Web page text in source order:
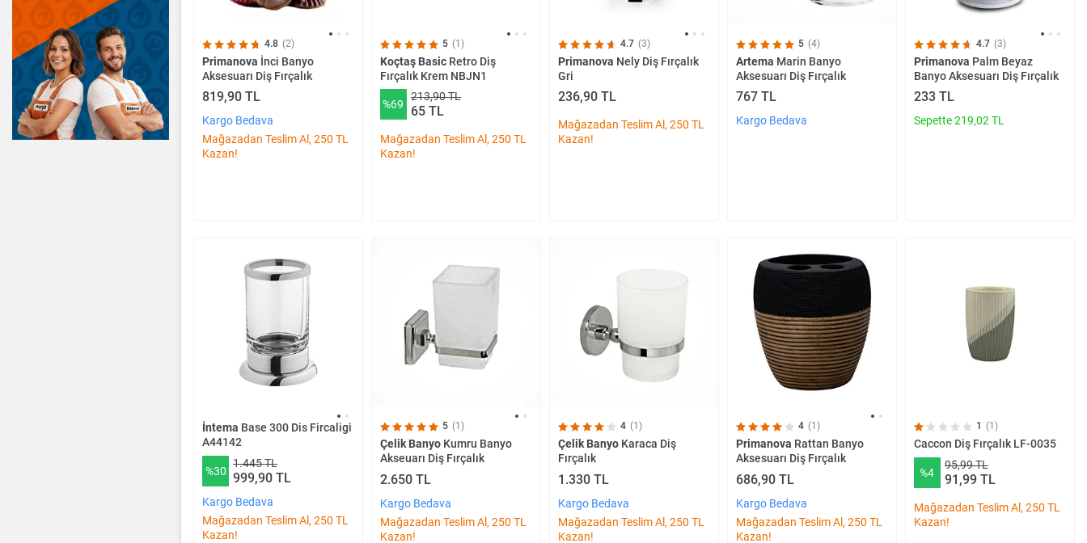
4.8 (2)
Primanova İnci Banyo
Aksesuarı Diş Fırçalık
819,90 TL
Kargo Bedava
Mağazadan Teslim Al, 250 TL
Kazan!
5 (1)
Koçtaş BasicRetro Diş
Fırçalık Krem NBJN1
%69
213,90 TL
65 TL
Mağazadan Teslim Al, 250 TL
Kazan!
4.7 (3)
Primanova Nely Diş Fırçalık
Gri
236,90 TL
Mağazadan Teslim Al, 250 TL
Kazan!
5 (4)
Artema Marin Banyo
Aksesuarı Diş Fırçalık
767 TL
Kargo Bedava
4.7 (3)
Primanova Palm Beyaz
Banyo Aksesuarı Diş Fırçalık
233 TL
Sepette 219,02 TL
İntema Base 300 Dis Fircaligi
A44142
%30
1.445 TL
999,90 TL
Kargo Bedava
Mağazadan Teslim Al, 250 TL
Kazan!
5 (1)
Çelik BanyoKumru Banyo
Akseuarı Diş Fırçalık
2.650 TL
Kargo Bedava
Mağazadan Teslim Al, 250 TL
Kazan!
4 (1)
Çelik BanyoKaraca Diş
Fırçalık
1.330 TL
Kargo Bedava
Mağazadan Teslim Al, 250 TL
Kazan!
4 (1)
Primanova Rattan Banyo
Aksesuarı Diş Fırçalık
686,90 TL
Kargo Bedava
Mağazadan Teslim Al, 250 TL
Kazan!
1 (1)
Caccon Diş Fırçalık LF-0035
%4
95,99 TL
91,99 TL
Mağazadan Teslim Al, 250 TL
Kazan!